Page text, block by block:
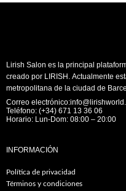
Lirish Salon es la principal
creado por LIRISH. Actualmente
metropolitana de la ciudad de
Correo
Teléfono: (+34) 671 13 36 06
Horario: Lun-Dom: 08:00 – 20:00
INFORMACIÓN
Política de privacidad
Términos y condiciones